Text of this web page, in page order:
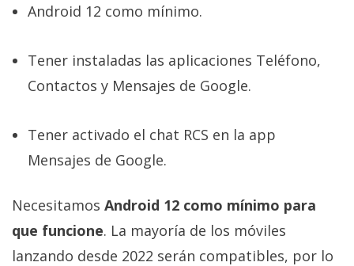
Android 12 como mínimo.
Tener instaladas las aplicaciones Teléfono,
Contactos y Mensajes de Google.
Tener activado el chat RCS en la app
Mensajes de Google.
Necesitamos Android 12 como mínimo para
que funcione. La mayoría de los móviles
lanzando desde 2022 serán compatibles, por lo